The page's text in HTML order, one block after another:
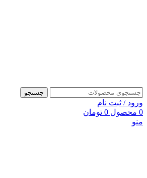
جستجو
ورود / ثبت نام
0 محصول 0 تومان
منو